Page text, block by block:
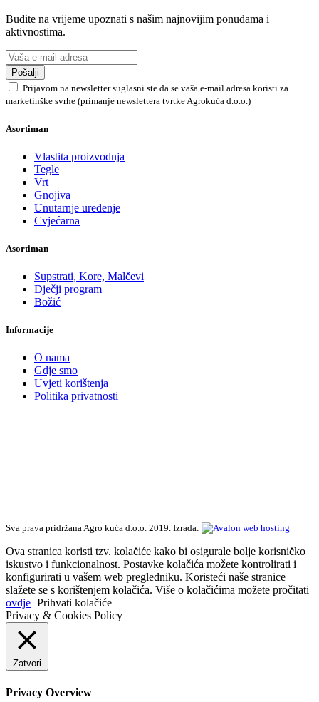
Budite na vrijeme upoznati s našim najnovijim ponudama i
aktivnostima.
Pošalji
Prijavom na newsletter suglasni ste da se vaša e-mail adresa koristi za
marketinške svrhe (primanje newslettera tvrtke Agrokuća d.o.o.)
Asortiman
Vlastita proizvodnja
Tegle
Vrt
Gnojiva
Unutarnje uređenje
Cvjećarna
Asortiman
Supstrati, Kore, Malčevi
Dječji program
Božić
Informacije
O nama
Gdje smo
Uvjeti korištenja
Politika privatnosti
Sva prava pridržana Agro kuća d.o.o. 2019. Izrada:
Ova stranica koristi tzv. kolačiće kako bi osigurale bolje korisničko
iskustvo i funkcionalnost. Postavke kolačića možete kontrolirati i
konfigurirati u vašem web pregledniku. Koristeći naše stranice
slažete se s korištenjem kolačića. Više o kolačićima možete pročitati
ovdje Prihvati kolačiće
Privacy & Cookies Policy
Zatvori
Privacy Overview